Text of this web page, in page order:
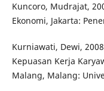
Kuncoro, Mudrajat,
Ekonomi, Jakarta:
Kurniawati, Dewi,
Kepuasan Kerja
Malang, Malang: